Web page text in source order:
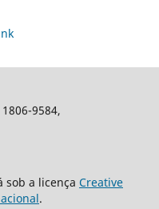
9584,
sob a licença Creative
.